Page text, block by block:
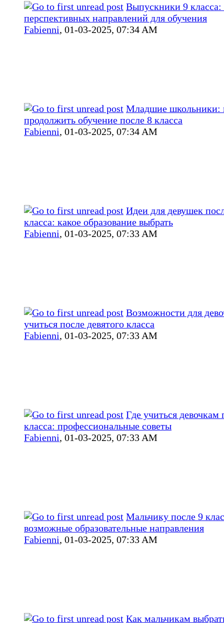
Выпускники 9 класса:
перспективных направлений для обучения
Fabienni, 01-03-2025, 07:34 AM
Младшие школьники:
продолжить обучение после 8 класса
Fabienni, 01-03-2025, 07:34 AM
Идеи для девушек
класса: какое образование выбрать
Fabienni, 01-03-2025, 07:33 AM
Возможности для
учиться после девятого класса
Fabienni, 01-03-2025, 07:33 AM
Где учиться девочкам
класса: профессиональные советы
Fabienni, 01-03-2025, 07:33 AM
Мальчику после 9
возможные образовательные направления
Fabienni, 01-03-2025, 07:33 AM
Как мальчикам